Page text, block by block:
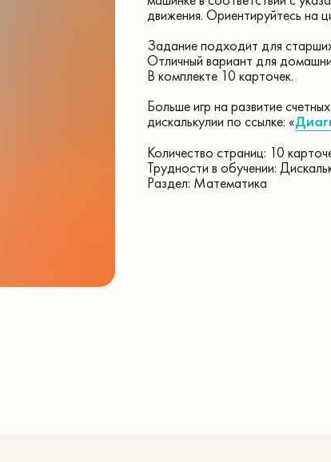
движения. Ориентируйтесь на
Задание подходит для
Отличный вариант для
В комплекте 10 карточек.
Больше игр на развитие
дискалькулии по ссылке: «
Количество страниц: 10
Трудности в обучении:
Раздел: Математика